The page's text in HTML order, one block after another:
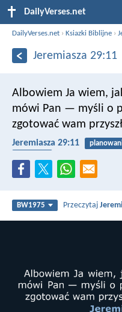
DailyVerses.net
DailyVerses.net ›Ksiazki Biblijne ›
Jeremiasza 29:11
Albowiem Ja wiem,
mówi Pan — myśli o
zgotować wam
Jeremiasza 29:11
BW1975 Przeczytaj